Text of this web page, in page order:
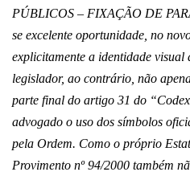
PÚBLICOS – FIXAÇÃO DE
se excelente oportunidade, no
explicitamente a identidade visual
legislador, ao contrário, não
parte final do artigo 31 do
advogado o uso dos símbolos
pela Ordem. Como o próprio
Provimento nº 94/2000 também